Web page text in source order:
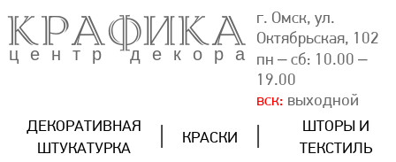
КРАФИКА
центр декора
г. Омск, ул.
Октябрьская, 102
пн – сб: 10.00 –
19.00
вск: выходной
ДЕКОРАТИВНАЯ
ШТУКАТУРКА
КРАСКИ
ШТОРЫ И
ТЕКСТИЛЬ